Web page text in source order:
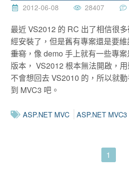
2012-06-08 28407
最近 VS2012 的 RC 出了相信很多
經安裝了，但是舊有專案還是要
重寫，像 demo 手上就有一些專
版本， VS2012 根本無法開啟，
不會想回去 VS2010 的，所以就
到 MVC3 吧。
ASP.NET MVC ASP.NET MVC3
1